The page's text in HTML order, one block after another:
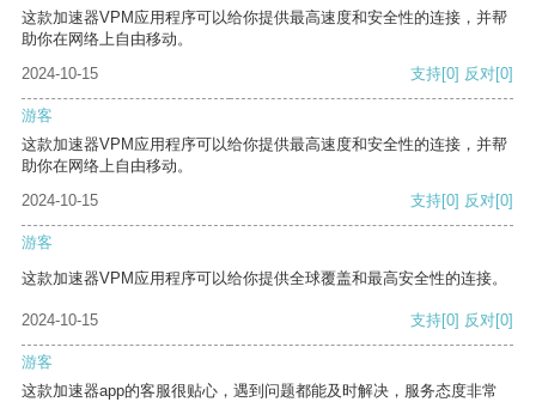
这款加速器VPM应用程序可以给你提供最高速度和安全性的连接，并帮
助你在网络上自由移动。
2024-10-15
支持[0] 反对[0]
游客
这款加速器VPM应用程序可以给你提供最高速度和安全性的连接，并帮
助你在网络上自由移动。
2024-10-15
支持[0] 反对[0]
游客
这款加速器VPM应用程序可以给你提供全球覆盖和最高安全性的连接。
2024-10-15 支持[0] 反对[0]
游客
这款加速器app的客服很贴心，遇到问题都能及时解决，服务态度非常